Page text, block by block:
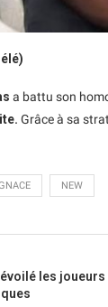
a battu son
Grâce à sa
NEW
les joueurs